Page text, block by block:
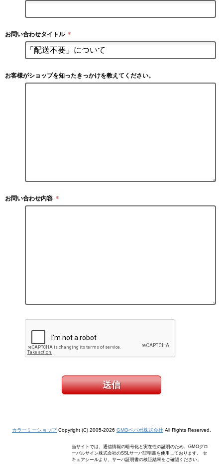
お問い合わせタイトル ＊
お客様がショップを知ったきっかけを教えてください。
お問い合わせ内容 ＊
カラーミーショップCopyright (C) 2005-2026 GMOペパボ株式会社 All Rights Reserved.
当サイトでは、通信情報の暗号化と実在性の証明のため、GMOグロ
ーバルサイン株式会社のSSLサーバ証明書を使用しております。 セ
キュアシールより、サーバ証明書の検証結果をご確認ください。